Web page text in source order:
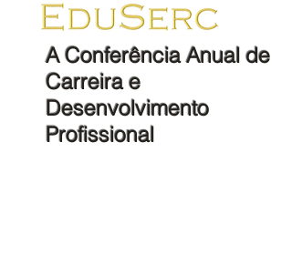
A Conferência Anual de
Carreira e
Desenvolvimento
Profissional